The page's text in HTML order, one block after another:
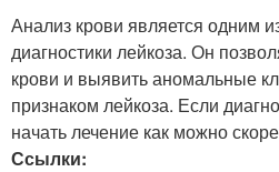
Анализ крови является одним
диагностики лейкоза. Он
крови и выявить аномальные
признаком лейкоза. Если
начать лечение как можно
Ссылки: